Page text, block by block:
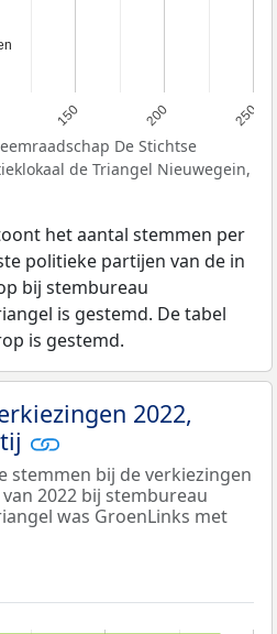
150 200 250
De Stichtse
de Triangel Nieuwegein,
het aantal stemmen per
politieke partijen van de in
bij stembureau
is gestemd. De tabel
is gestemd.
2022,
stemmen bij de verkiezingen
2022 bij stembureau
was GroenLinks met